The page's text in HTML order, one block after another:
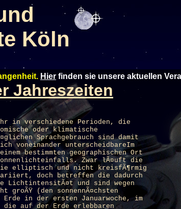
Köln
Hier finden sie unsere aktuellen
Jahreszeiten
in verschiedene Perioden, die
oder klimatische
Sprachgebrauch sind damit
voneinander unterscheidbareIm
bestimmten geographischen Ort
Zwar lÃ¤uft die
elliptisch und nicht kreisfÃ¶rmig
doch betreffen die dadurch
LichtintensitÃ¤t und sind wegen
(den sonnennÃ¤chsten
in der ersten Januarwoche, im
die auf der Erde erlebbaren